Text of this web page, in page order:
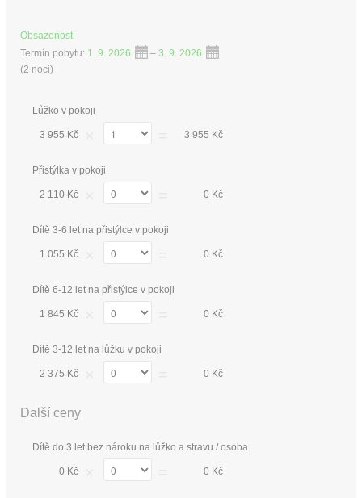
Obsazenost
Termín pobytu: 1. 9. 2026 – 3. 9. 2026
(2 noci)
Lůžko v pokoji
3 955 Kč 3 955 Kč
Přistýlka v pokoji
2 110 Kč 0 Kč
Dítě 3-6 let na přistýlce v pokoji
1 055 Kč 0 Kč
Dítě 6-12 let na přistýlce v pokoji
1 845 Kč 0 Kč
Dítě 3-12 let na lůžku v pokoji
2 375 Kč 0 Kč
Další ceny
Dítě do 3 let bez nároku na lůžko a stravu / osoba
0 Kč 0 Kč